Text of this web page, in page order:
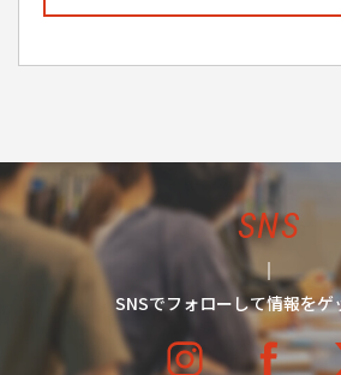
SNS
SNSでフォローして情報をゲ